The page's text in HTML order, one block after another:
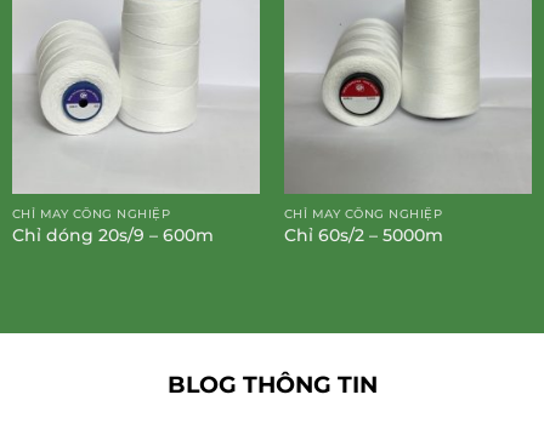
CHỈ MAY CÔNG NGHIỆP
Chỉ dóng 20s/9 – 600m
CHỈ MAY CÔNG NGHIỆP
Chỉ 60s/2 – 5000m
BLOG THÔNG TIN